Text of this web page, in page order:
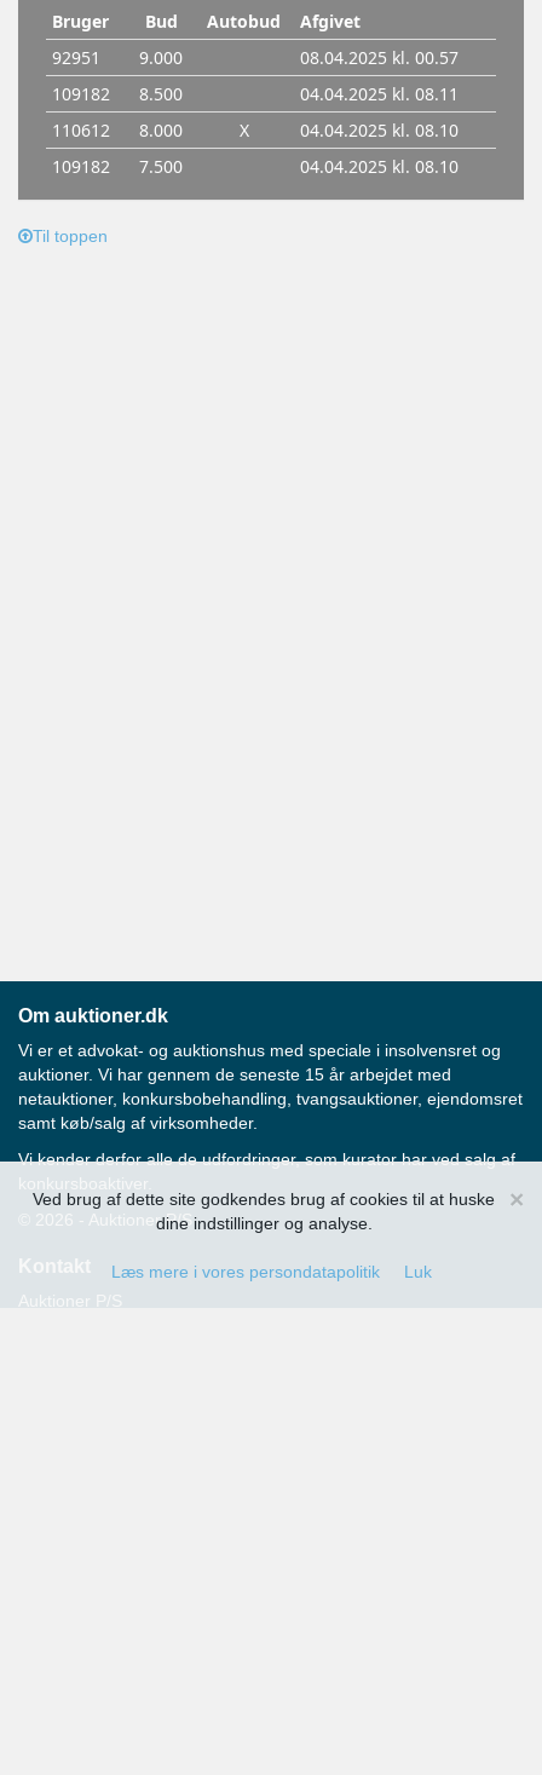
×
Ved brug af dette site godkendes brug af cookies til at huske
dine indstillinger og analyse.
Læs mere i vores persondatapolitik Luk
Til toppen
Om auktioner.dk
Vi er et advokat- og auktionshus med speciale i insolvensret og
auktioner. Vi har gennem de seneste 15 år arbejdet med
netauktioner, konkursbobehandling, tvangsauktioner, ejendomsret
samt køb/salg af virksomheder.
Vi kender derfor alle de udfordringer, som kurator har ved salg af
konkursboaktiver.
© 2026 - Auktioner P/S
Kontakt
Auktioner P/S